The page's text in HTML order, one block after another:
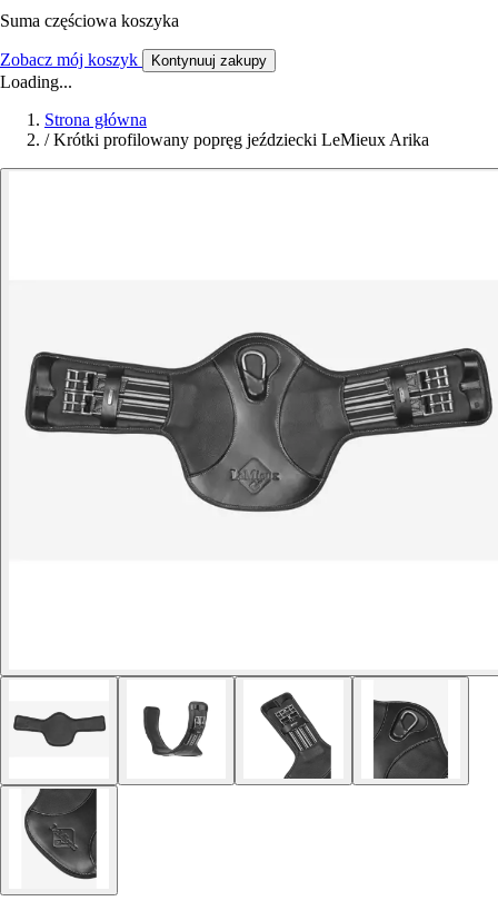
Suma częściowa koszyka
Zobacz mój koszyk Kontynuuj zakupy
Loading...
Strona główna
/ Krótki profilowany popręg jeździecki LeMieux Arika